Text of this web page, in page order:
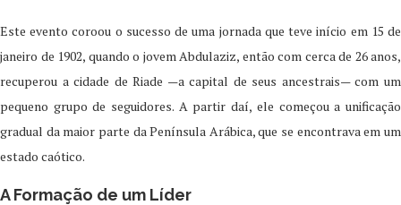
Este evento coroou o sucesso de uma jornada que teve início em 15 de
janeiro de 1902, quando o jovem Abdulaziz, então com cerca de 26 anos,
recuperou a cidade de Riade —a capital de seus ancestrais— com um
pequeno grupo de seguidores. A partir daí, ele começou a unificação
gradual da maior parte da Península Arábica, que se encontrava em um
estado caótico.
A Formação de um Líder